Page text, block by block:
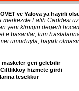
ve Yalova ya hayirli
merkezde Fatih Caddesi
yeni klinigin degerli
e basarilar, tum
umuduyla, hayirli
geri gelebilir
hizmete girdi
tesekkur